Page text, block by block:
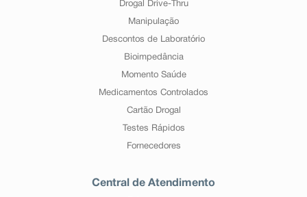
Drogal Drive-Thru
Manipulação
Descontos de Laboratório
Bioimpedância
Momento Saúde
Medicamentos Controlados
Cartão Drogal
Testes Rápidos
Fornecedores
Central de Atendimento